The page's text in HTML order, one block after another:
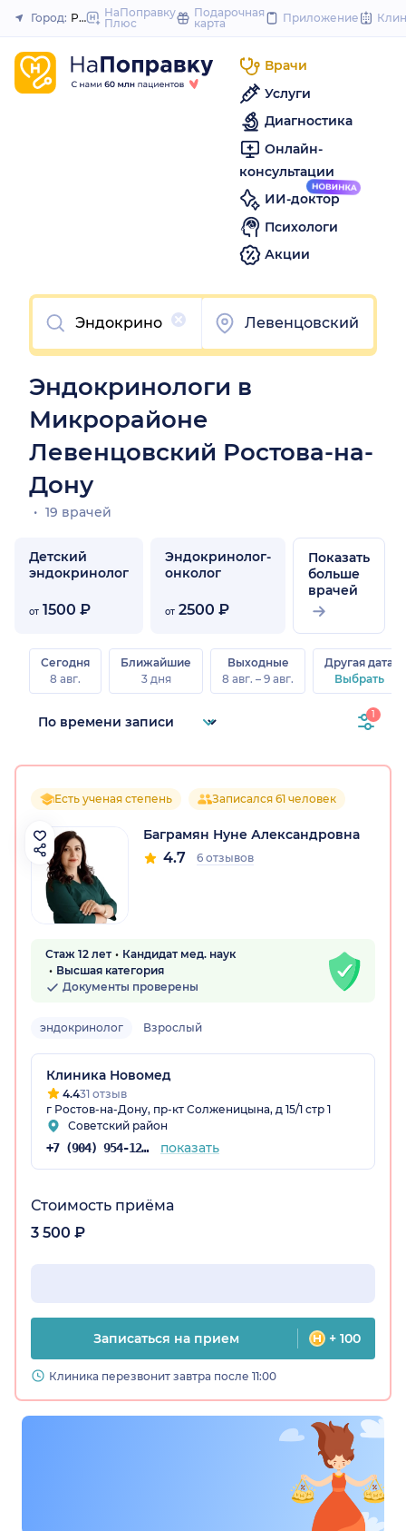
to
Закрыть
Город: Ростов-на-Дону
НаПоправку
Плюс
Подарочная
карта
Приложение
Врачи
Услуги
Диагностика
Онлайн-
консультации
ИИ-доктор
Психологи
Акции
Очистить
Левенцовский
Эндокринологи в
Микрорайоне
Левенцовский Ростова-на-
Дону
19 врачей
Детский
эндокринолог
от 1500 ₽
Эндокринолог-
онколог
от 2500 ₽
Показать
больше
врачей
Сегодня
8 авг.
Ближайшие
3 дня
Выходные
8 авг. – 9 авг.
Другая дата
Выбрать
1
Есть ученая степень Записался 61 человек
Баграмян Нуне Александровна
4.7 6 отзывов
Стаж 12 лет
Кандидат мед. наук
Высшая категория
Документы проверены
эндокринолог Взрослый
Клиника Новомед
4.431 отзыв
г Ростов-на-Дону, пр-кт Солженицына, д 15/1 стр 1
Советский район
+7 (904) 954-12-83 показать
Стоимость приёма
3 500 ₽
Записаться на прием + 100
Клиника перезвонит завтра после 11:00